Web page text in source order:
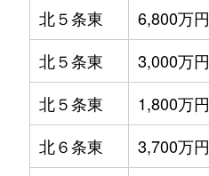
北５条東
6,800万円
北５条東
3,000万円
北５条東
1,800万円
北６条東
3,700万円